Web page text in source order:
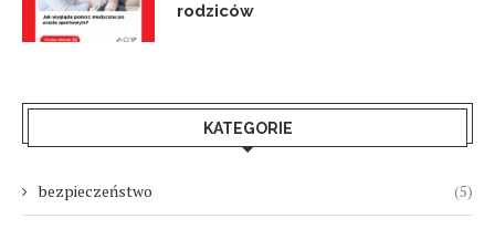
rodziców
KATEGORIE
bezpieczeństwo (5)